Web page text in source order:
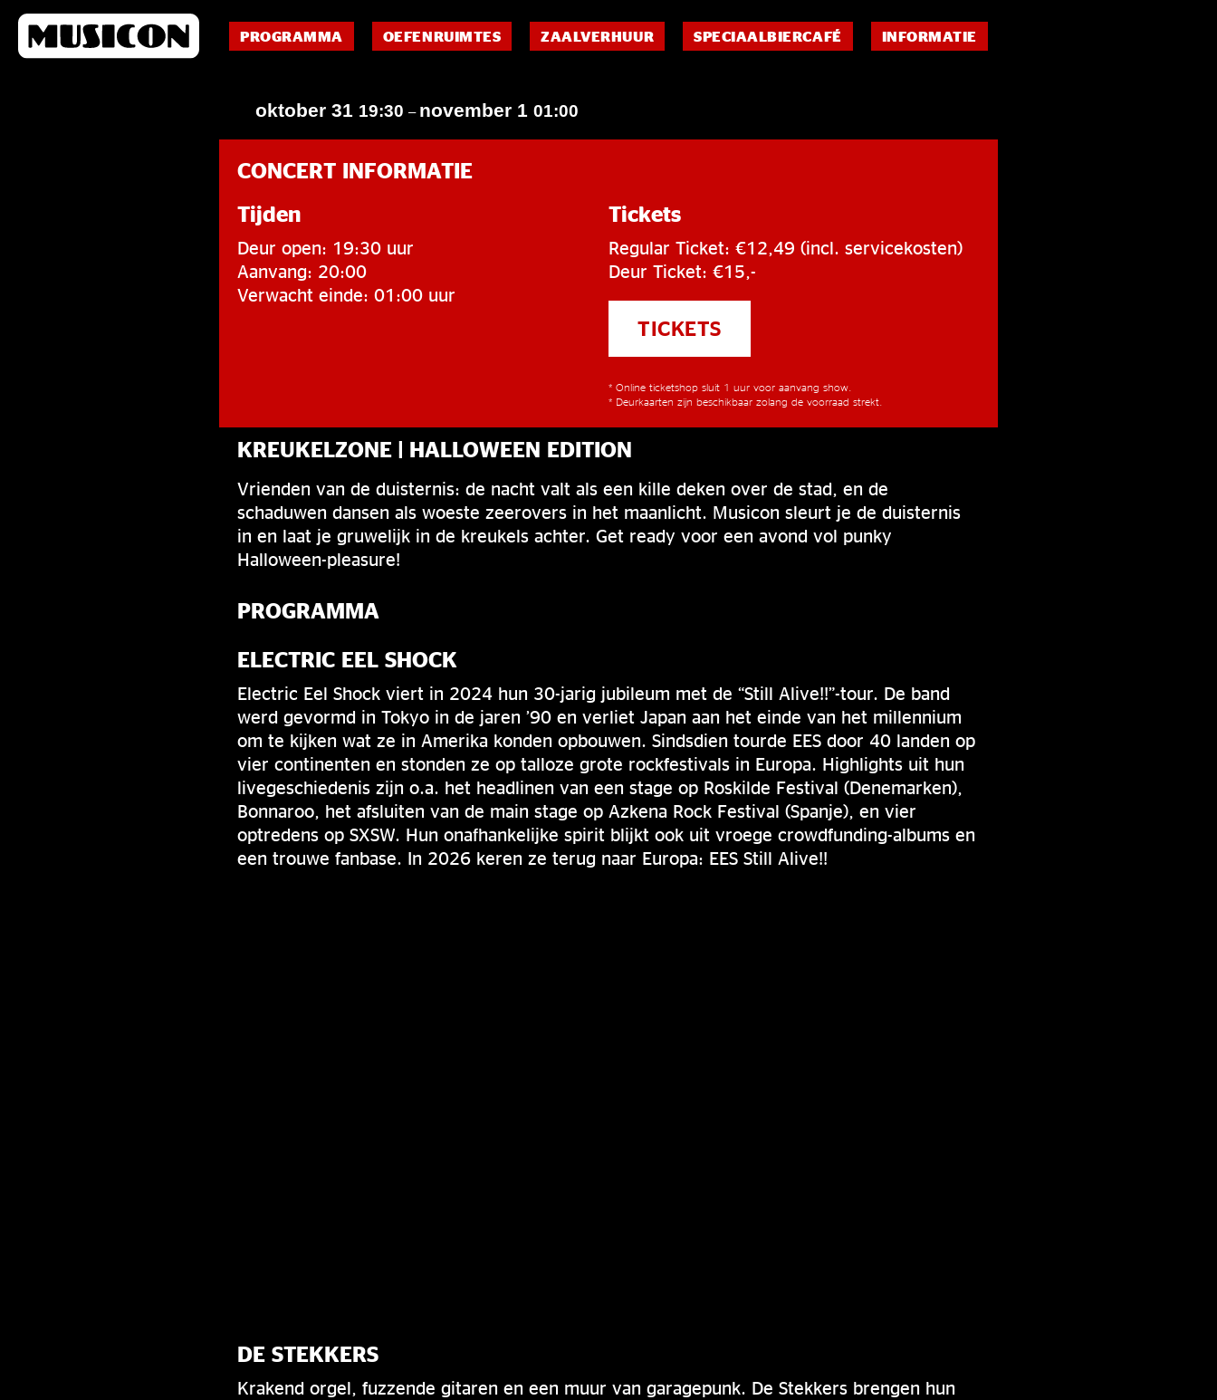
PROGRAMMA OEFENRUIMTES ZAALVERHUUR SPECIAALBIERCAFÉ INFORMATIE
oktober 31 19:30 – november 1 01:00
CONCERT INFORMATIE
Tijden
Deur open: 19:30 uur
Aanvang: 20:00
Verwacht einde: 01:00 uur
Tickets
Regular Ticket: €12,49 (incl. servicekosten)
Deur Ticket: €15,-
TICKETS
* Online ticketshop sluit 1 uur voor aanvang show.
* Deurkaarten zijn beschikbaar zolang de voorraad strekt.
KREUKELZONE | HALLOWEEN EDITION
Vrienden van de duisternis: de nacht valt als een kille deken over de stad, en de
schaduwen dansen als woeste zeerovers in het maanlicht. Musicon sleurt je de duisternis
in en laat je gruwelijk in de kreukels achter. Get ready voor een avond vol punky
Halloween-pleasure!
PROGRAMMA
ELECTRIC EEL SHOCK
Electric Eel Shock viert in 2024 hun 30-jarig jubileum met de “Still Alive!!”-tour. De band
werd gevormd in Tokyo in de jaren ’90 en verliet Japan aan het einde van het millennium
om te kijken wat ze in Amerika konden opbouwen. Sindsdien tourde EES door 40 landen op
vier continenten en stonden ze op talloze grote rockfestivals in Europa. Highlights uit hun
livegeschiedenis zijn o.a. het headlinen van een stage op Roskilde Festival (Denemarken),
Bonnaroo, het afsluiten van de main stage op Azkena Rock Festival (Spanje), en vier
optredens op SXSW. Hun onafhankelijke spirit blijkt ook uit vroege crowdfunding-albums en
een trouwe fanbase. In 2026 keren ze terug naar Europa: EES Still Alive!!
DE STEKKERS
Krakend orgel, fuzzende gitaren en een muur van garagepunk. De Stekkers brengen hun